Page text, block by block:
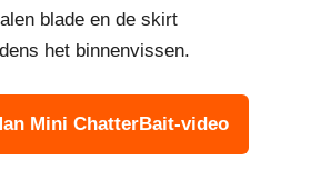
blade en de skirt
het binnenvissen.
Mini ChatterBait-video